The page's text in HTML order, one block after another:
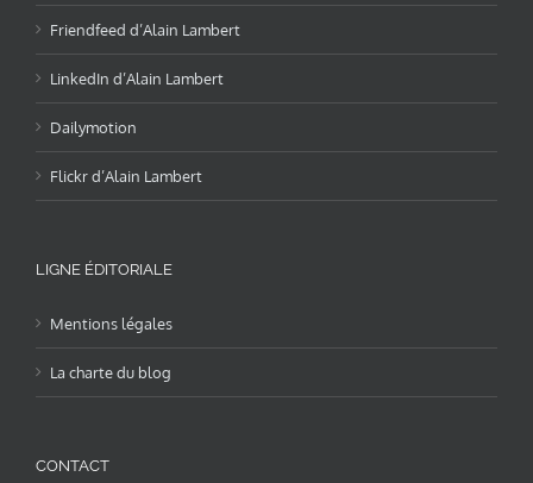
Friendfeed d’Alain Lambert
LinkedIn d’Alain Lambert
Dailymotion
Flickr d’Alain Lambert
LIGNE ÉDITORIALE
Mentions légales
La charte du blog
CONTACT